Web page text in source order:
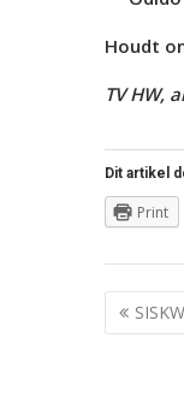
Houdt
TV HW,
Dit artikel
Print